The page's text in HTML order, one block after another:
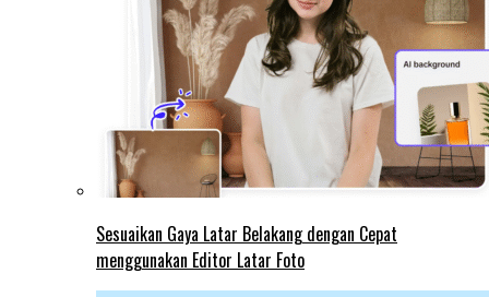
Sesuaikan Gaya Latar Belakang dengan Cepat
menggunakan Editor Latar Foto